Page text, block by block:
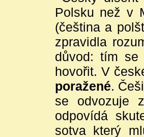
Polsku než v
(čeština a
zpravidla
důvod: tím
hovořit. V
poražené.
se odvozuje
odpovídá
sotva který